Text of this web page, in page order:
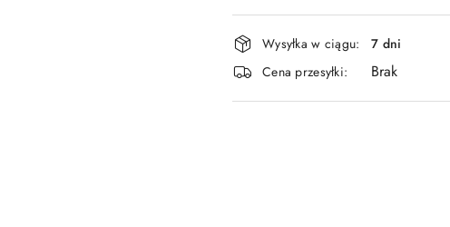
Dostępność
i
dostawa
Wysyłka w ciągu:
7 dni
Cena przesyłki:
Brak